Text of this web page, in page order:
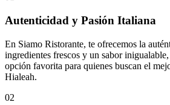
Autenticidad y Pasión Italiana
En Siamo Ristorante, te ofrecemos la
ingredientes frescos y un sabor
opción favorita para quienes buscan el
Hialeah.
02